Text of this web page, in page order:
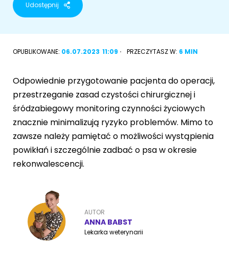
RASY PSÓW
Sznaucer miniaturowy
Golden retriever
Buldog francuski
Owczarek niemiecki
Wyszukiwarka ras psów
Przyjazne miejsca
Kot perski
Kot rosyjski niebieski
Udostępnij
OPUBLIKOWANE: 06.07.2023 11:09 PRZECZYTASZ W: 6 MIN
Odpowiednie przygotowanie pacjenta do operacji,
przestrzeganie zasad czystości chirurgicznej i
śródzabiegowy monitoring czynności życiowych
znacznie minimalizują ryzyko problemów. Mimo to
zawsze należy pamiętać o możliwości wystąpienia
powikłań i szczególnie zadbać o psa w okresie
rekonwalescencji.
AUTOR
ANNA BABST
Lekarka weterynarii